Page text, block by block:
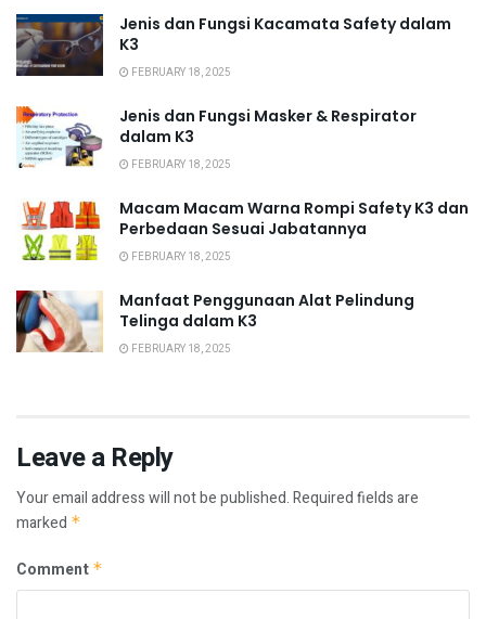
Jenis dan Fungsi Kacamata Safety dalam
K3
FEBRUARY 18, 2025
Jenis dan Fungsi Masker & Respirator
dalam K3
FEBRUARY 18, 2025
Macam Macam Warna Rompi Safety K3 dan
Perbedaan Sesuai Jabatannya
FEBRUARY 18, 2025
Manfaat Penggunaan Alat Pelindung
Telinga dalam K3
FEBRUARY 18, 2025
Leave a Reply
Your email address will not be published.Required fields are
marked *
Comment *